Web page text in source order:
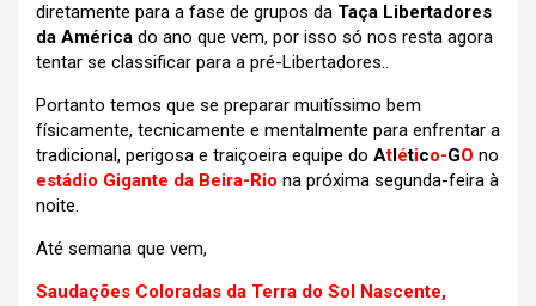
diretamente para a fase de grupos da Taça Libertadores
da América do ano que vem, por isso só nos resta agora
tentar se classificar para a pré-Libertadores..
Portanto temos que se preparar muitíssimo bem
físicamente, tecnicamente e mentalmente para enfrentar a
tradicional, perigosa e traiçoeira equipe do Atlético-GO no
estádio Gigante da Beira-Rio na próxima segunda-feira à
noite.
Até semana que vem,
Saudações Coloradas da Terra do Sol Nascente,